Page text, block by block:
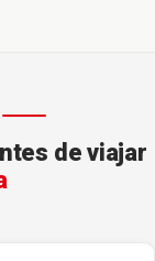
de viajar